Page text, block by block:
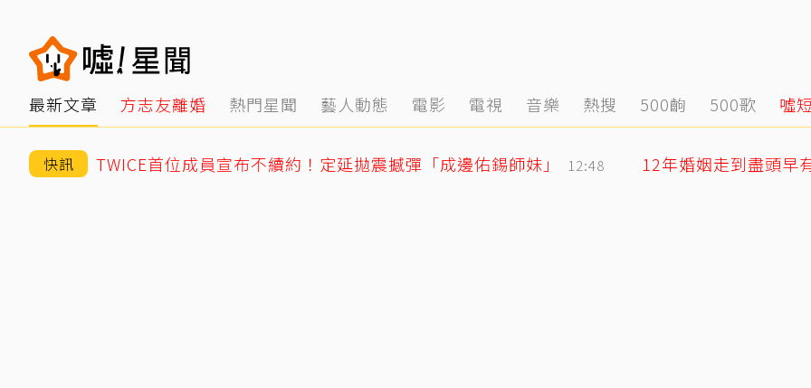
最新文章 方志友離婚 熱門星聞 藝人動態 電影 電視 音樂 熱搜 500齣 500歌 噓
快訊 TWICE首位成員宣布不續約！定延拋震撼彈「成邊佑錫師妹」 12:48 12年婚姻走到盡頭早